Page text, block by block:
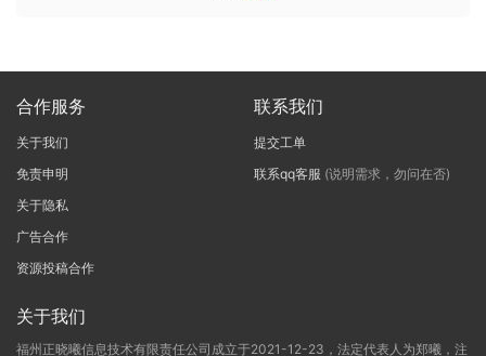
合作服务
关于我们
免责申明
关于隐私
广告合作
资源投稿合作
联系我们
提交工单
联系qq客服 (说明需求，勿问在否)
关于我们
福州正晓曦信息技术有限责任公司成立于2021-12-23，法定代表人为郑曦，注